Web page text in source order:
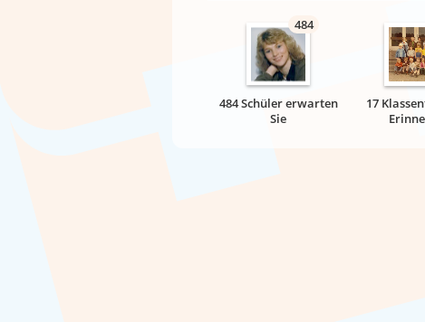
484
484 Schüler erwarten
Sie
17